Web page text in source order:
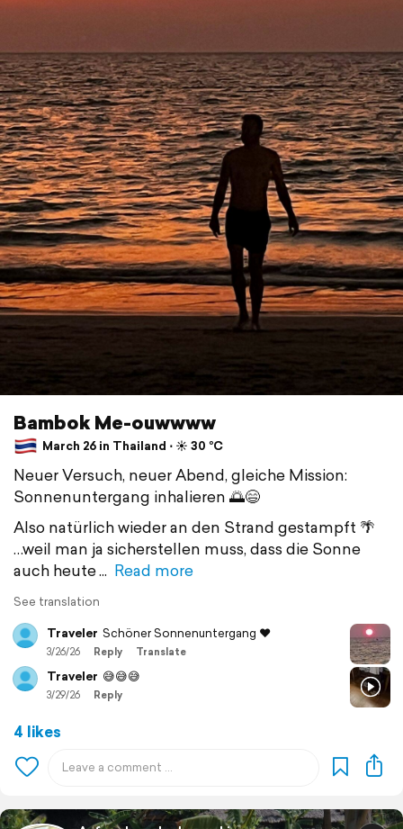
Bambok Me-ouwwww
March 26 in Thailand ⋅ ☀️ 30 °C
Neuer Versuch, neuer Abend, gleiche Mission:
Sonnenuntergang inhalieren 🌅😄
Also natürlich wieder an den Strand gestampft 🌴
…weil man ja sicherstellen muss, dass die Sonne
auch heute
Read more
See translation
Traveler Schöner Sonnenuntergang ❤️
3/26/26 Reply Translate
Traveler 😅😅😅
3/29/26 Reply
4 likes